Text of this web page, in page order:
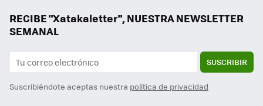
RECIBE "Xatakaletter", NUESTRA NEWSLETTER
SEMANAL
SUSCRIBIR
Suscribiéndote aceptas nuestra política de privacidad